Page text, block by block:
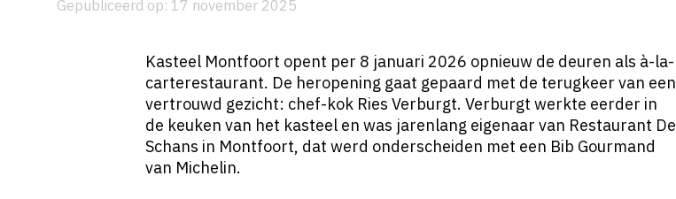
Gepubliceerd op: 17 november 2025
Kasteel Montfoort opent per 8 januari 2026 opnieuw de deuren als à-la-
carterestaurant. De heropening gaat gepaard met de terugkeer van een
vertrouwd gezicht: chef-kok Ries Verburgt. Verburgt werkte eerder in
de keuken van het kasteel en was jarenlang eigenaar van Restaurant De
Schans in Montfoort, dat werd onderscheiden met een Bib Gourmand
van Michelin.